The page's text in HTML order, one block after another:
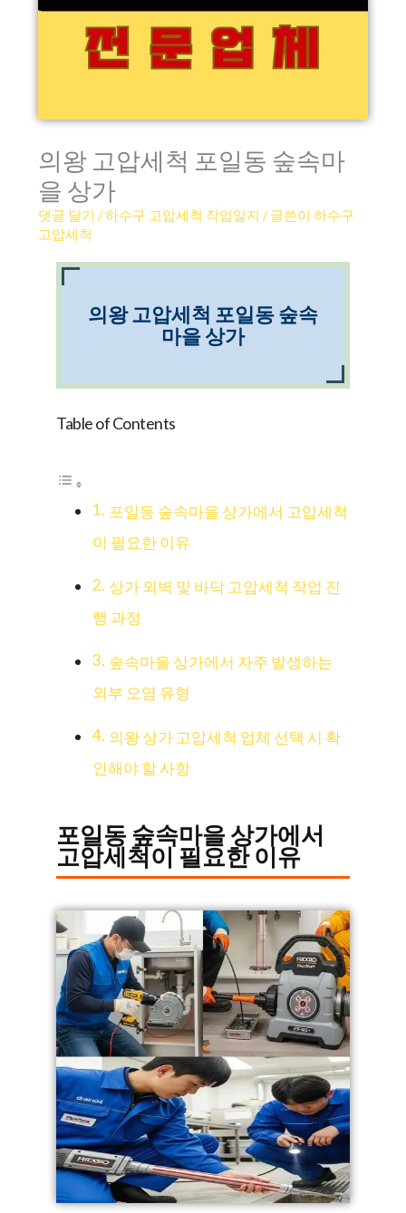
의왕 고압세척 포일동 숲속마
을 상가
댓글 달기 /하수구 고압세척 작업일지 / 글쓴이하수구
고압세척
의왕 고압세척 포일동 숲속
마을 상가
Table of Contents
포일동 숲속마을 상가에서 고압세척
이 필요한 이유
상가 외벽 및 바닥 고압세척 작업 진
행 과정
숲속마을 상가에서 자주 발생하는
외부 오염 유형
의왕 상가 고압세척 업체 선택 시 확
인해야 할 사항
포일동 숲속마을 상가에서
고압세척이 필요한 이유